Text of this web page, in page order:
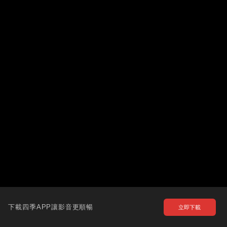
下載四季APP讓影音更順暢 立即下載